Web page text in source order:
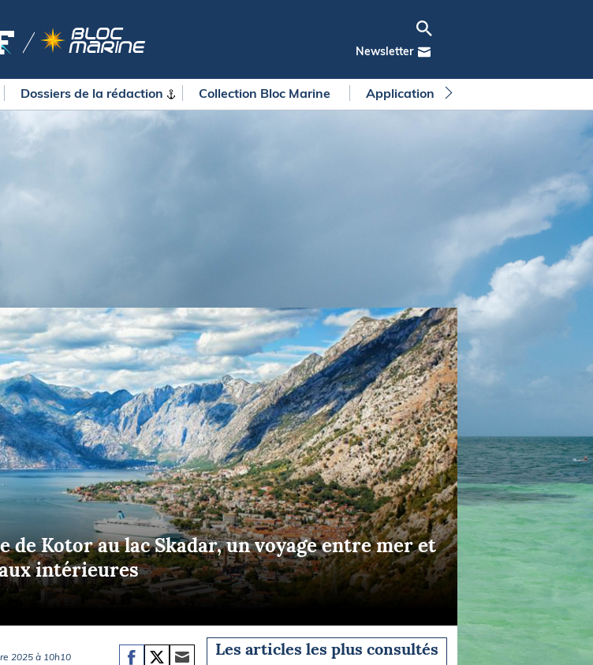
Newsletter
MÉTÉO MARINE
La newsletter
METEO CONSULT Marine
Briefings
FLASH INFO
Dossiers de la rédaction Collection Bloc Marine Application Bloc Marine
de Kotor au lac Skadar, un voyage entre mer et
intérieures
2025 à 10h10
Les articles les plus consultés